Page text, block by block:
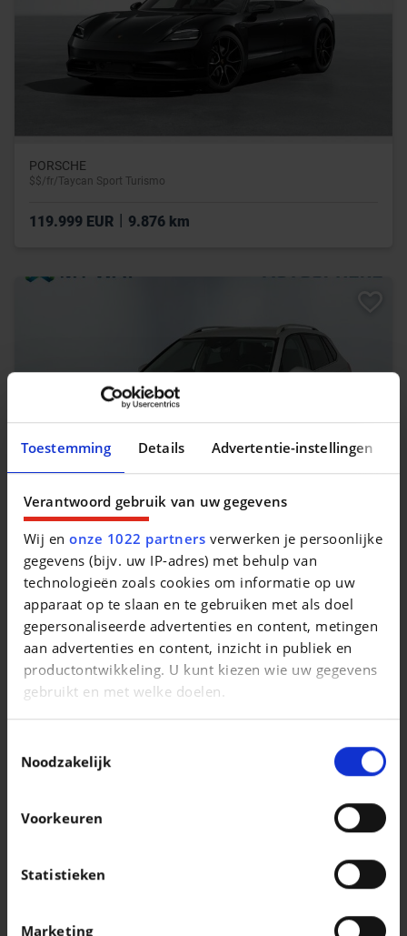
Toestemming Details Advertentie-instellingen
Verantwoord gebruik van uw gegevens
Wij enonze 1022 partners verwerken je persoonlijke
gegevens (bijv. uw IP-adres) met behulp van
technologieën zoals cookies om informatie op uw
apparaat op te slaan en te gebruiken met als doel
gepersonaliseerde advertenties en content, metingen
aan advertenties en content, inzicht in publiek en
productontwikkeling. U kunt kiezen wie uw gegevens
gebruikt en met welke doelen.
Informatie verzamelen over uw geografische
locatie, die tot een paar meter nauwkeurig kan zijn
Uw apparaat identificeren door het actief te
scannen op specifieke eigenschappen
Lees meer over hoe uw persoonlijke gegevens worden
detailgedeelte
in. U kunt uw toestemming op elk moment wijzigen of
Noodzakelijk
Voorkeuren
Statistieken
Marketing
PORSCHE
$$/fr/Taycan Sport Turismo
119.999 EUR 9.876 km
Boite auto*GPS*Carplay*Capteurs Av/Ar*Sièges Av chauffants
16.990 EUR| 112.009 km